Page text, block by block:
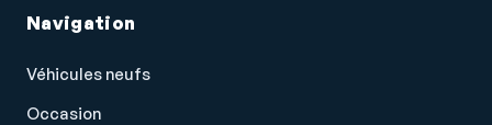
Navigation
Véhicules neufs
Occasion